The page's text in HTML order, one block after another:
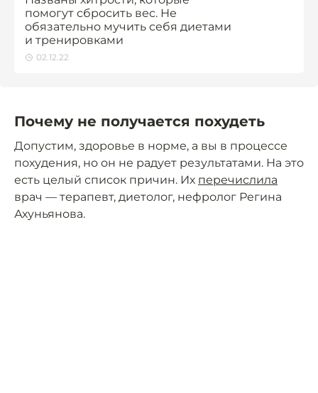
помогут сбросить вес. Не
обязательно мучить себя диетами
и тренировками
02.12.22
Почему не получается похудеть
Допустим, здоровье в норме, а вы в процессе
похудения, но он не радует результатами. На это
есть целый список причин. Их перечислила
врач — терапевт, диетолог, нефролог Регина
Ахуньянова.